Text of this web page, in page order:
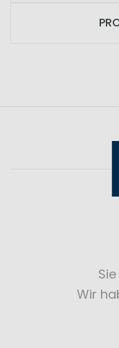
Wir